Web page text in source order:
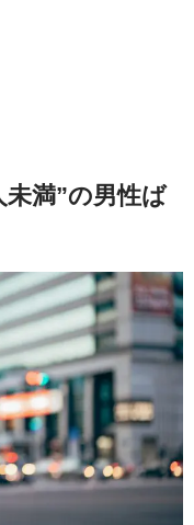
満”の男性ば